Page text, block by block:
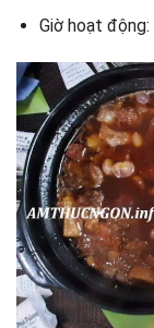
Giờ hoạt